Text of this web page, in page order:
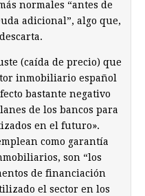
normales “antes de
adicional”, algo que,
(caída de precio) que
inmobiliario español
bastante negativo
de los bancos para
en el futuro».
como garantía
son “los
de financiación
el sector en los